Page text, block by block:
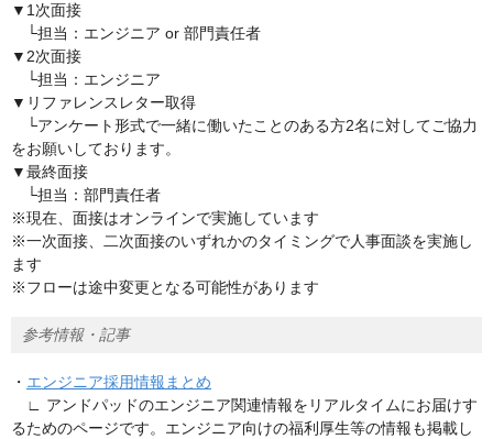
▼1次面接
└担当：エンジニア or 部門責任者
▼2次面接
└担当：エンジニア
▼リファレンスレター取得
└アンケート形式で一緒に働いたことのある方2名に対してご協力
をお願いしております。
▼最終面接
└担当：部門責任者
※現在、面接はオンラインで実施しています
※一次面接、二次面接のいずれかのタイミングで人事面談を実施し
ます
※フローは途中変更となる可能性があります
参考情報・記事
・ エンジニア採用情報まとめ
∟ アンドパッドのエンジニア関連情報をリアルタイムにお届けす
るためのページです。エンジニア向けの福利厚生等の情報も掲載し